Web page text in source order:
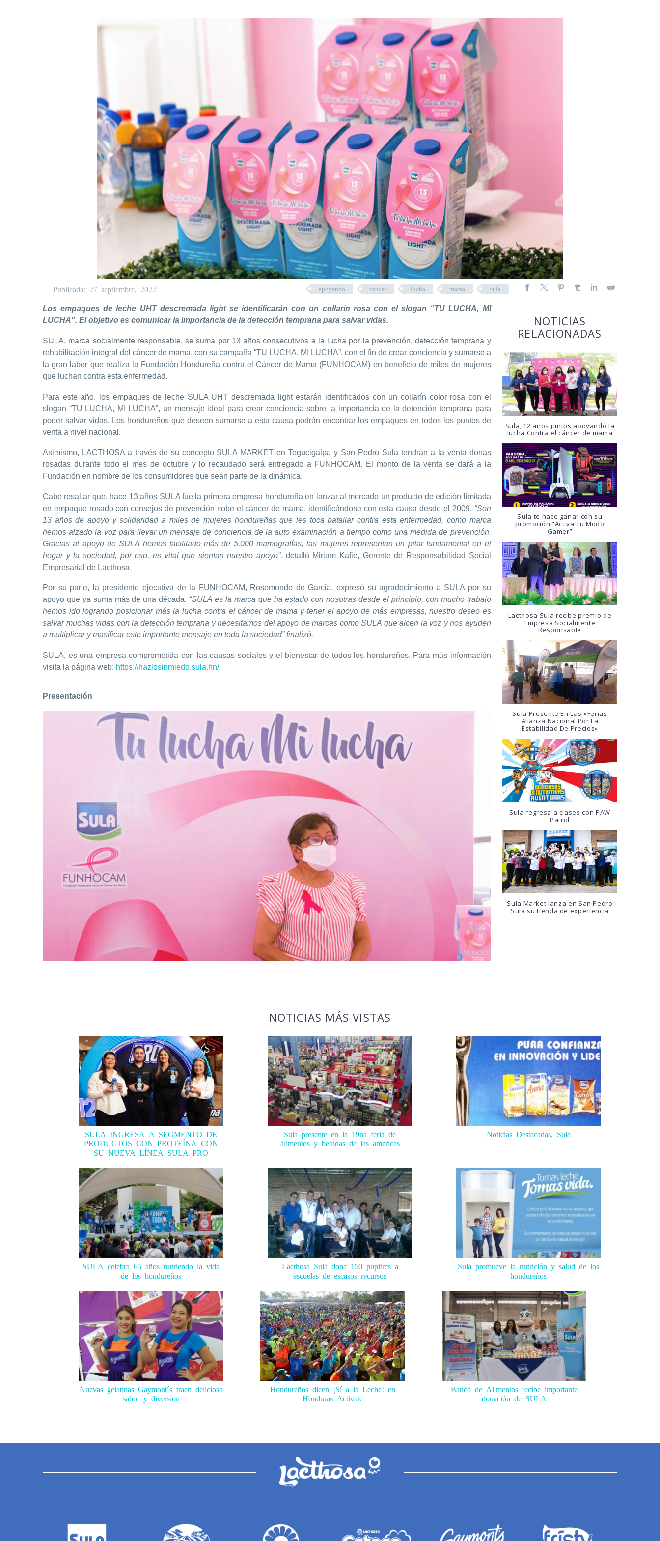
apoyando cancer lucha mama Sula
Publicada: 27 septiembre, 2022
Los empaques de leche UHT descremada light se identificarán con un collarín rosa con el slogan “TU LUCHA, MI
LUCHA”. El objetivo es comunicar la importancia de la detección temprana para salvar vidas.
SULA, marca socialmente responsable, se suma por 13 años consecutivos a la lucha por la prevención, detección temprana y
rehabilitación integral del cáncer de mama, con su campaña “TU LUCHA, MI LUCHA”, con el fin de crear conciencia y sumarse a
la gran labor que realiza la Fundación Hondureña contra el Cáncer de Mama (FUNHOCAM) en beneficio de miles de mujeres
que luchan contra esta enfermedad.
Para este año, los empaques de leche SULA UHT descremada light estarán identificados con un collarín color rosa con el
slogan “TU LUCHA, MI LUCHA”, un mensaje ideal para crear conciencia sobre la importancia de la detención temprana para
poder salvar vidas. Los hondureños que deseen sumarse a esta causa podrán encontrar los empaques en todos los puntos de
venta a nivel nacional.
Asimismo, LACTHOSA a través de su concepto SULA MARKET en Tegucigalpa y San Pedro Sula tendrán a la venta donas
rosadas durante todo el mes de octubre y lo recaudado será entregado a FUNHOCAM. El monto de la venta se dará a la
Fundación en nombre de los consumidores que sean parte de la dinámica.
Cabe resaltar que, hace 13 años SULA fue la primera empresa hondureña en lanzar al mercado un producto de edición limitada
en empaque rosado con consejos de prevención sobe el cáncer de mama, identificándose con esta causa desde el 2009. “Son
13 años de apoyo y solidaridad a miles de mujeres hondureñas que les toca batallar contra esta enfermedad, como marca
hemos alzado la voz para llevar un mensaje de conciencia de la auto examinación a tiempo como una medida de prevención.
Gracias al apoyo de SULA hemos facilitado más de 5,000 mamografías, las mujeres representan un pilar fundamental en el
hogar y la sociedad, por eso, es vital que sientan nuestro apoyo”, detalló Miriam Kafie, Gerente de Responsabilidad Social
Empresarial de Lacthosa.
Por su parte, la presidente ejecutiva de la FUNHOCAM, Rosemonde de Garcia, expresó su agradecimiento a SULA por su
apoyo que ya suma más de una década. “SULA es la marca que ha estado con nosotras desde el principio, con mucho trabajo
hemos ido logrando posicionar más la lucha contra el cáncer de mama y tener el apoyo de más empresas, nuestro deseo es
salvar muchas vidas con la detección temprana y necesitamos del apoyo de marcas como SULA que alcen la voz y nos ayuden
a multiplicar y masificar este importante mensaje en toda la sociedad” finalizó.
SULA, es una empresa comprometida con las causas sociales y el bienestar de todos los hondureños. Para más información
visita la página web: https://hazlosinmiedo.sula.hn/
Presentación
NOTICIAS
RELACIONADAS
Sula, 12 años juntos apoyando la
lucha Contra el cáncer de mama
Sula te hace ganar con su
promoción “Activa Tu Modo
Gamer”
Lacthosa Sula recibe premio de
Empresa Socialmente
Responsable
Sula Presente En Las «Ferias
Alianza Nacional Por La
Estabilidad De Precios»
Sula regresa a clases con PAW
Patrol
Sula Market lanza en San Pedro
Sula su tienda de experiencia
NOTICIAS MÁS VISTAS
SULA INGRESA A SEGMENTO DE
PRODUCTOS CON PROTEÍNA CON
SU NUEVA LÍNEA SULA PRO
Sula presente en la 19na feria de
alimentos y bebidas de las américas
Noticias Destacadas, Sula
SULA celebra 65 años nutriendo la vida
de los hondureños
Lacthosa Sula dona 150 pupitres a
escuelas de escasos recursos
Sula promueve la nutrición y salud de los
hondureños
Nuevas gelatinas Gaymont´s traen delicioso
sabor y diversión
Hondureños dicen ¡Sí a la Leche! en
Honduras Actívate
Banco de Alimentos recibe importante
donación de SULA